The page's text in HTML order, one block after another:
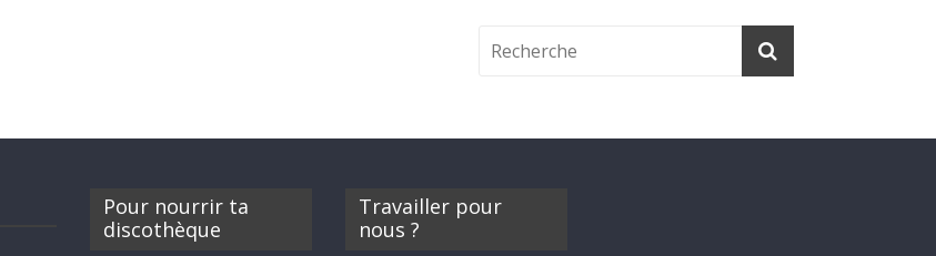
Pour nourrir ta
discothèque
Travailler pour
nous ?